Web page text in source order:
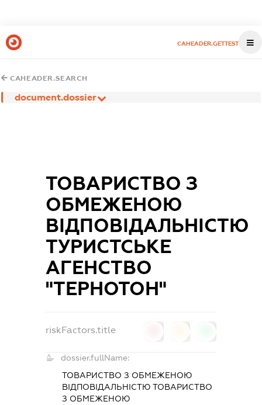
CAHEADER.GETTEST
CAHEADER.SEARCH
document.dossier
ТОВАРИСТВО З
ОБМЕЖЕНОЮ
ВІДПОВІДАЛЬНІСТЮ
ТУРИСТСЬКЕ
АГЕНСТВО
"ТЕРНОТОН"
riskFactors.title
dossier.fullName:
ТОВАРИСТВО З ОБМЕЖЕНОЮ
ВІДПОВІДАЛЬНІСТЮ ТОВАРИСТВО
З ОБМЕЖЕНОЮ